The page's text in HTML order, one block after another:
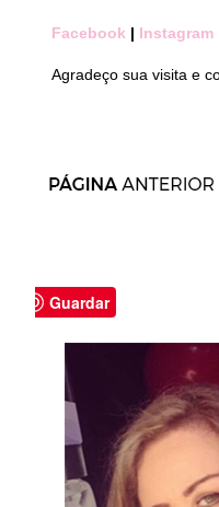
Facebook | Instagram
Agradeço sua visita e
Guardar